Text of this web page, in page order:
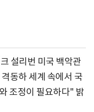
설리번 미국 백악관
동하 세계 속에서 국
조정이 필요하다" 밝